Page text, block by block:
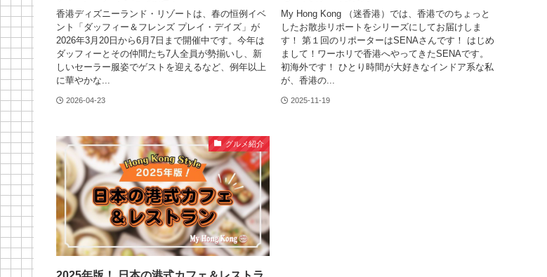
香港ディズニーランド・リゾートは、春の恒例イベ
ント「ダッフィー＆フレンズ プレイ・デイズ」が
2026年3月20日から6月7日まで開催中です。今年は
ダッフィーとその仲間たち7人全員が勢揃いし、新
しいセーラー服姿でゲストを迎えるなど、例年以上
に華やかな...
2026-04-23
My Hong Kong （迷香港）では、香港でのちょっと
したお散歩リポートをシリーズにしてお届けしま
す！ 第１回のリポーターはSENAさんです！ はじめ
まして！ワーホリで香港へやってきたSENAです。
初海外です！ ひとり時間が大好きなインドア系な私
が、香港の...
2025-11-19
グルメ紹介